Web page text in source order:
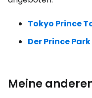
Tokyo Prince
Der Prince
Meine